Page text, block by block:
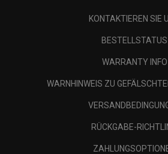
KONTAKTIEREN SIE
BESTELLSTATUS
WARRANTY INFO
WARNHINWEIS ZU
RÜCKGABE-